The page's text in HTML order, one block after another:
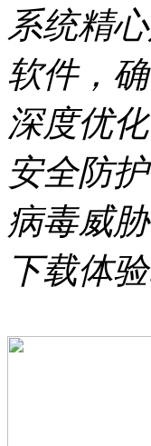
系统精
软件，
深度优
安全防
病毒威
下载体